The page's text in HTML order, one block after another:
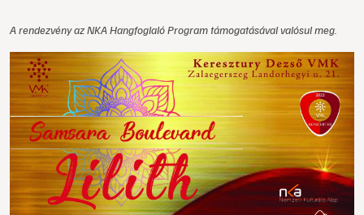
A rendezvény az NKA Hangfoglaló Program támogatásával valósul meg.